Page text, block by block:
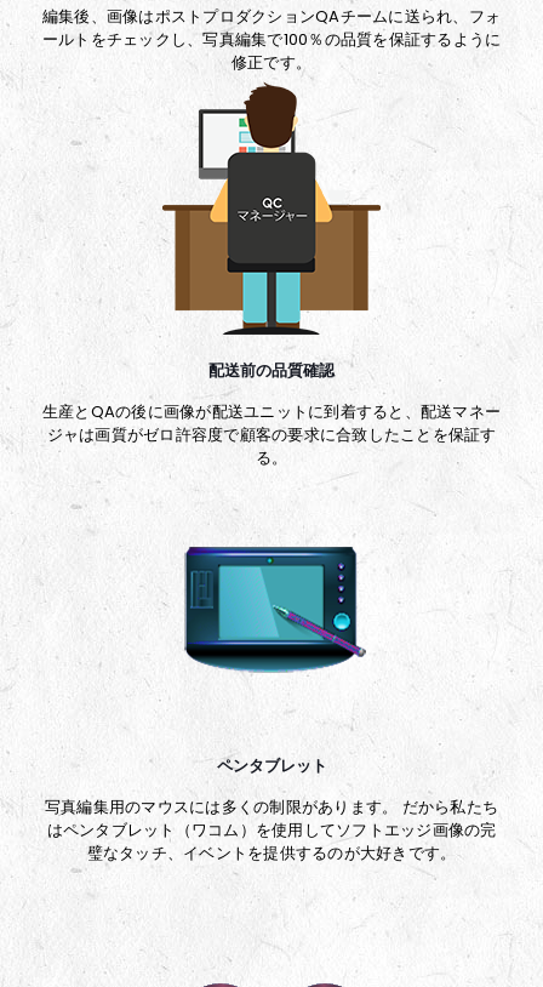
編集後、画像はポストプロダクションQAチームに送られ、フォ
ールトをチェックし、写真編集で100％の品質を保証するように
修正です。
配送前の品質確認
生産とQAの後に画像が配送ユニットに到着すると、配送マネー
ジャは画質がゼロ許容度で顧客の要求に合致したことを保証す
る。
ペンタブレット
写真編集用のマウスには多くの制限があります。 だから私たち
はペンタブレット（ワコム）を使用してソフトエッジ画像の完
璧なタッチ、イベントを提供するのが大好きです。